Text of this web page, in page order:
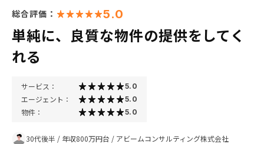
総合評価： 5.0
単純に、良質な物件の提供をしてく
れる
サービス： 5.0
エージェント： 5.0
物件： 5.0
30代後半 / 年収800万円台 / アビームコンサルティング株式会社